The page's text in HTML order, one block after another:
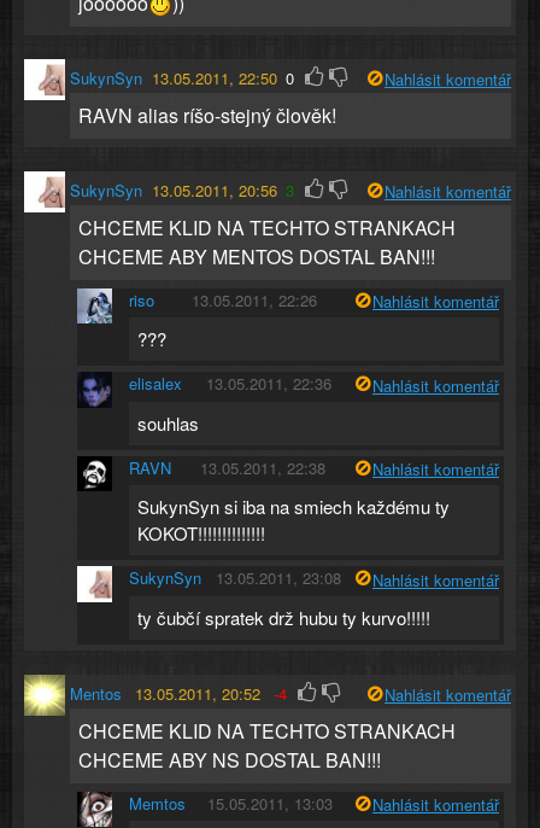
SukynSyn 13.05.2011, 22:50 0 Nahlásit komentář
RAVN alias ríšo-stejný člověk!
SukynSyn 13.05.2011, 20:56 3 Nahlásit komentář
CHCEME KLID NA TECHTO STRANKACH
CHCEME ABY MENTOS DOSTAL BAN!!!
riso 13.05.2011, 22:26 Nahlásit komentář
???
elisalex 13.05.2011, 22:36 Nahlásit komentář
souhlas
RAVN 13.05.2011, 22:38 Nahlásit komentář
SukynSyn si iba na smiech každému ty
KOKOT!!!!!!!!!!!!!!
SukynSyn 13.05.2011, 23:08 Nahlásit komentář
ty čubčí spratek drž hubu ty kurvo!!!!!
Mentos 13.05.2011, 20:52 -4 Nahlásit komentář
CHCEME KLID NA TECHTO STRANKACH
CHCEME ABY NS DOSTAL BAN!!!
Memtos 15.05.2011, 13:03 Nahlásit komentář